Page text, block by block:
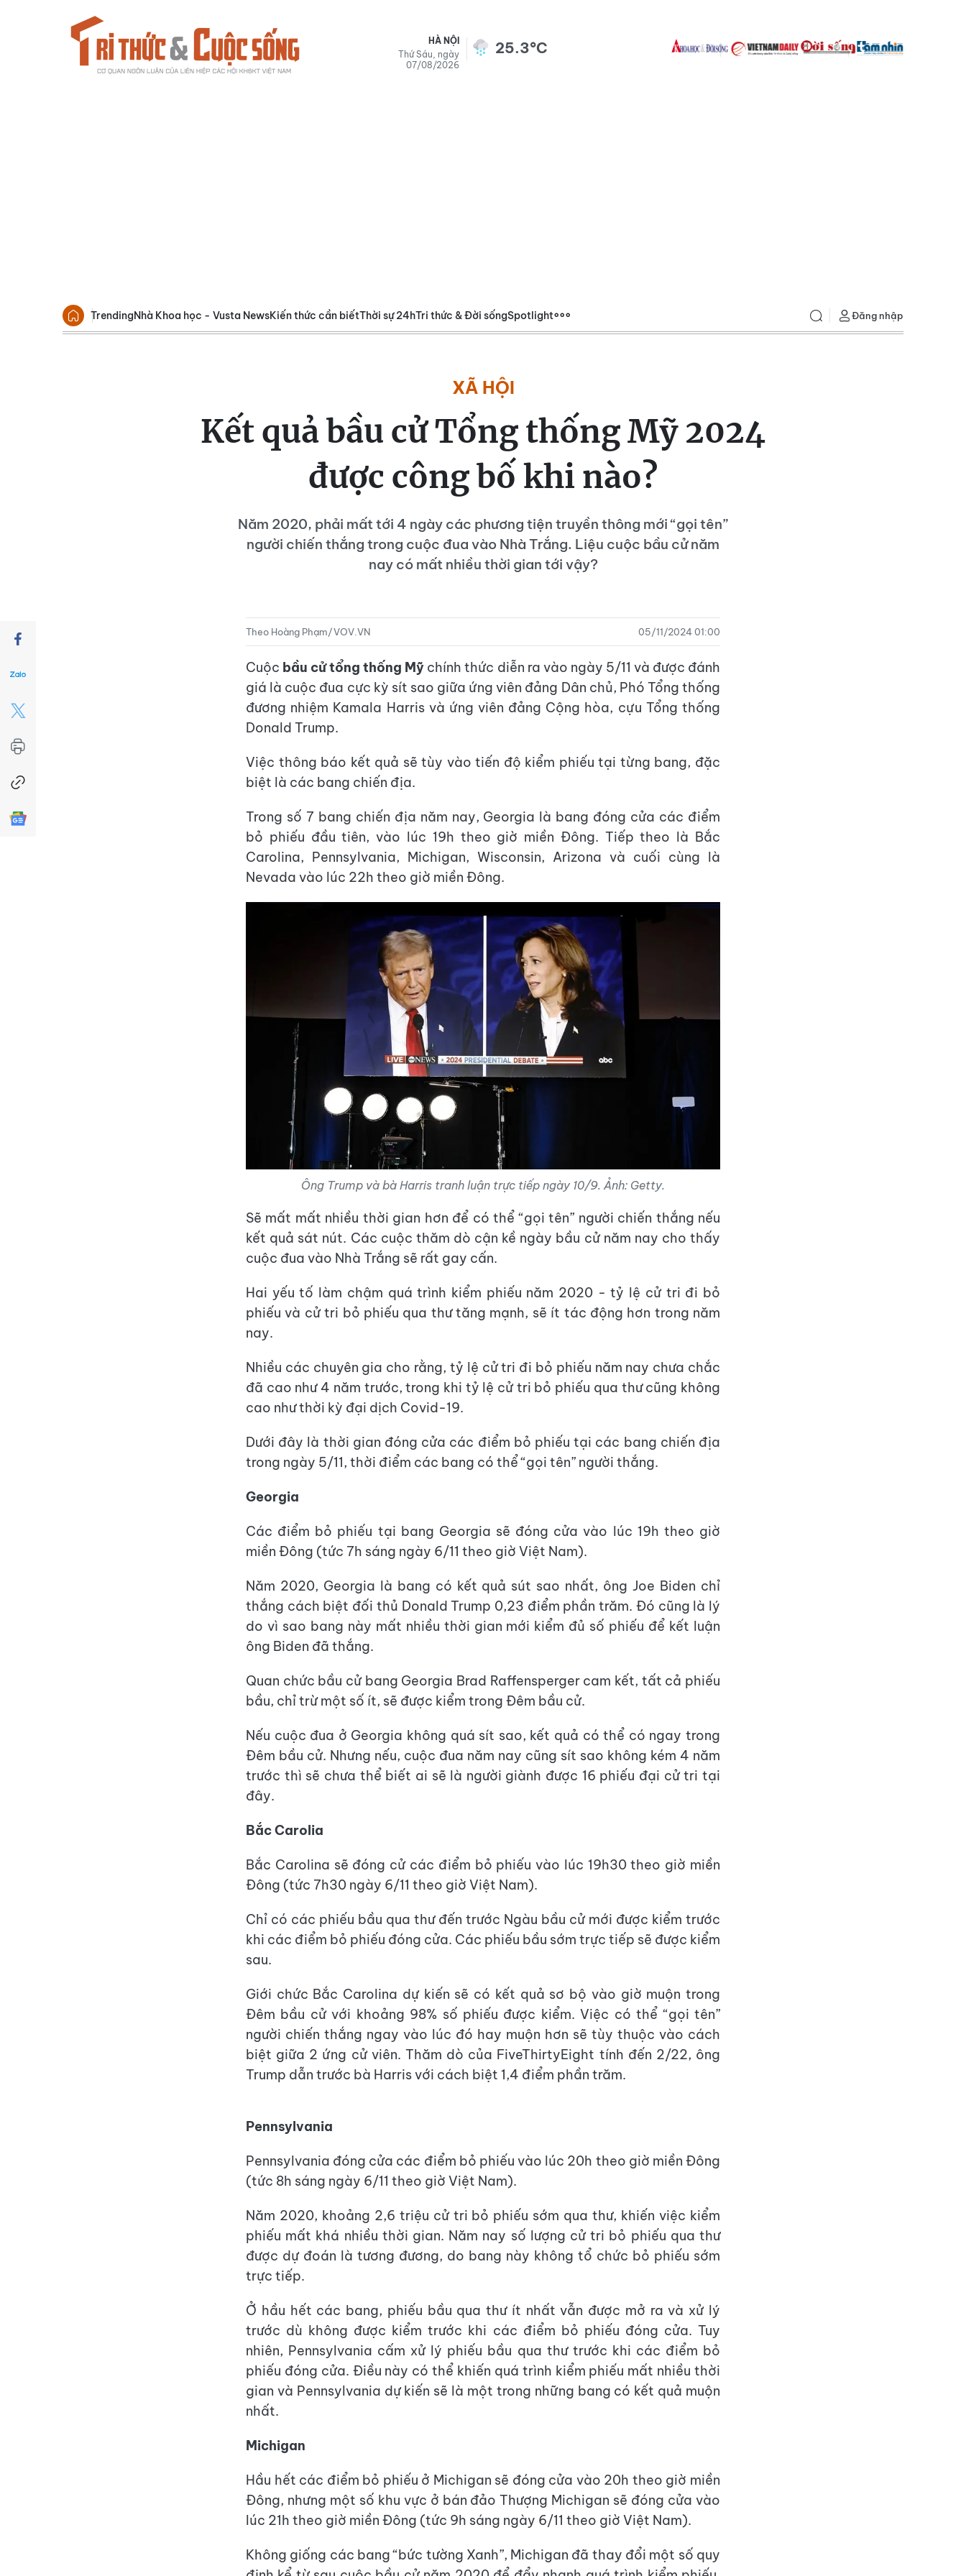
HÀ NỘI
Thứ Sáu, ngày
07/08/2026
25.3°C
TrendingNhà Khoa học - Vusta NewsKiến thức cần biếtThời sự 24hTri thức & Đời sốngSpotlight Đăng nhập
XÃ HỘI
Kết quả bầu cử Tổng thống Mỹ 2024
được công bố khi nào?
Năm 2020, phải mất tới 4 ngày các phương tiện truyền thông mới “gọi tên”
người chiến thắng trong cuộc đua vào Nhà Trắng. Liệu cuộc bầu cử năm
nay có mất nhiều thời gian tới vậy?
Theo Hoàng Phạm/VOV.VN 05/11/2024 01:00
Cuộc bầu cử tổng thống Mỹ chính thức diễn ra vào ngày 5/11 và được đánh
giá là cuộc đua cực kỳ sít sao giữa ứng viên đảng Dân chủ, Phó Tổng thống
đương nhiệm Kamala Harris và ứng viên đảng Cộng hòa, cựu Tổng thống
Donald Trump.
Việc thông báo kết quả sẽ tùy vào tiến độ kiểm phiếu tại từng bang, đặc
biệt là các bang chiến địa.
Trong số 7 bang chiến địa năm nay, Georgia là bang đóng cửa các điểm
bỏ phiếu đầu tiên, vào lúc 19h theo giờ miền Đông. Tiếp theo là Bắc
Carolina, Pennsylvania, Michigan, Wisconsin, Arizona và cuối cùng là
Nevada vào lúc 22h theo giờ miền Đông.
Ông Trump và bà Harris tranh luận trực tiếp ngày 10/9. Ảnh: Getty.
Sẽ mất mất nhiều thời gian hơn để có thể “gọi tên” người chiến thắng nếu
kết quả sát nút. Các cuộc thăm dò cận kề ngày bầu cử năm nay cho thấy
cuộc đua vào Nhà Trắng sẽ rất gay cấn.
Hai yếu tố làm chậm quá trình kiểm phiếu năm 2020 - tỷ lệ cử tri đi bỏ
phiếu và cử tri bỏ phiếu qua thư tăng mạnh, sẽ ít tác động hơn trong năm
nay.
Nhiều các chuyên gia cho rằng, tỷ lệ cử tri đi bỏ phiếu năm nay chưa chắc
đã cao như 4 năm trước, trong khi tỷ lệ cử tri bỏ phiếu qua thư cũng không
cao như thời kỳ đại dịch Covid-19.
Dưới đây là thời gian đóng cửa các điểm bỏ phiếu tại các bang chiến địa
trong ngày 5/11, thời điểm các bang có thể “gọi tên” người thắng.
Georgia
Các điểm bỏ phiếu tại bang Georgia sẽ đóng cửa vào lúc 19h theo giờ
miền Đông (tức 7h sáng ngày 6/11 theo giờ Việt Nam).
Năm 2020, Georgia là bang có kết quả sút sao nhất, ông Joe Biden chỉ
thắng cách biệt đối thủ Donald Trump 0,23 điểm phần trăm. Đó cũng là lý
do vì sao bang này mất nhiều thời gian mới kiểm đủ số phiếu để kết luận
ông Biden đã thắng.
Quan chức bầu cử bang Georgia Brad Raffensperger cam kết, tất cả phiếu
bầu, chỉ trừ một số ít, sẽ được kiểm trong Đêm bầu cử.
Nếu cuộc đua ở Georgia không quá sít sao, kết quả có thể có ngay trong
Đêm bầu cử. Nhưng nếu, cuộc đua năm nay cũng sít sao không kém 4 năm
trước thì sẽ chưa thể biết ai sẽ là người giành được 16 phiếu đại cử tri tại
đây.
Bắc Carolia
Bắc Carolina sẽ đóng cử các điểm bỏ phiếu vào lúc 19h30 theo giờ miền
Đông (tức 7h30 ngày 6/11 theo giờ Việt Nam).
Chỉ có các phiếu bầu qua thư đến trước Ngàu bầu cử mới được kiểm trước
khi các điểm bỏ phiếu đóng cửa. Các phiếu bầu sớm trực tiếp sẽ được kiểm
sau.
Giới chức Bắc Carolina dự kiến sẽ có kết quả sơ bộ vào giờ muộn trong
Đêm bầu cử với khoảng 98% số phiếu được kiểm. Việc có thể “gọi tên”
người chiến thắng ngay vào lúc đó hay muộn hơn sẽ tùy thuộc vào cách
biệt giữa 2 ứng cử viên. Thăm dò của FiveThirtyEight tính đến 2/22, ông
Trump dẫn trước bà Harris với cách biệt 1,4 điểm phần trăm.
Pennsylvania
Pennsylvania đóng cửa các điểm bỏ phiếu vào lúc 20h theo giờ miền Đông
(tức 8h sáng ngày 6/11 theo giờ Việt Nam).
Năm 2020, khoảng 2,6 triệu cử tri bỏ phiếu sớm qua thư, khiến việc kiểm
phiếu mất khá nhiều thời gian. Năm nay số lượng cử tri bỏ phiếu qua thư
được dự đoán là tương đương, do bang này không tổ chức bỏ phiếu sớm
trực tiếp.
Ở hầu hết các bang, phiếu bầu qua thư ít nhất vẫn được mở ra và xử lý
trước dù không được kiểm trước khi các điểm bỏ phiếu đóng cửa. Tuy
nhiên, Pennsylvania cấm xử lý phiếu bầu qua thư trước khi các điểm bỏ
phiếu đóng cửa. Điều này có thể khiến quá trình kiểm phiếu mất nhiều thời
gian và Pennsylvania dự kiến sẽ là một trong những bang có kết quả muộn
nhất.
Michigan
Hầu hết các điểm bỏ phiếu ở Michigan sẽ đóng cửa vào 20h theo giờ miền
Đông, nhưng một số khu vực ở bán đảo Thượng Michigan sẽ đóng cửa vào
lúc 21h theo giờ miền Đông (tức 9h sáng ngày 6/11 theo giờ Việt Nam).
Không giống các bang “bức tường Xanh”, Michigan đã thay đổi một số quy